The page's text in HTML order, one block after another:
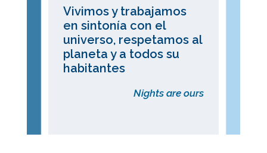
Vivimos y trabajamos
en sintonía con el
universo, respetamos al
planeta y a todos su
habitantes
Nights are ours